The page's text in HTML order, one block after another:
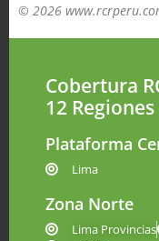
© 2026
Cobertura
12 Regiones
Plataforma
Lima
Zona Norte
Lima Provincias